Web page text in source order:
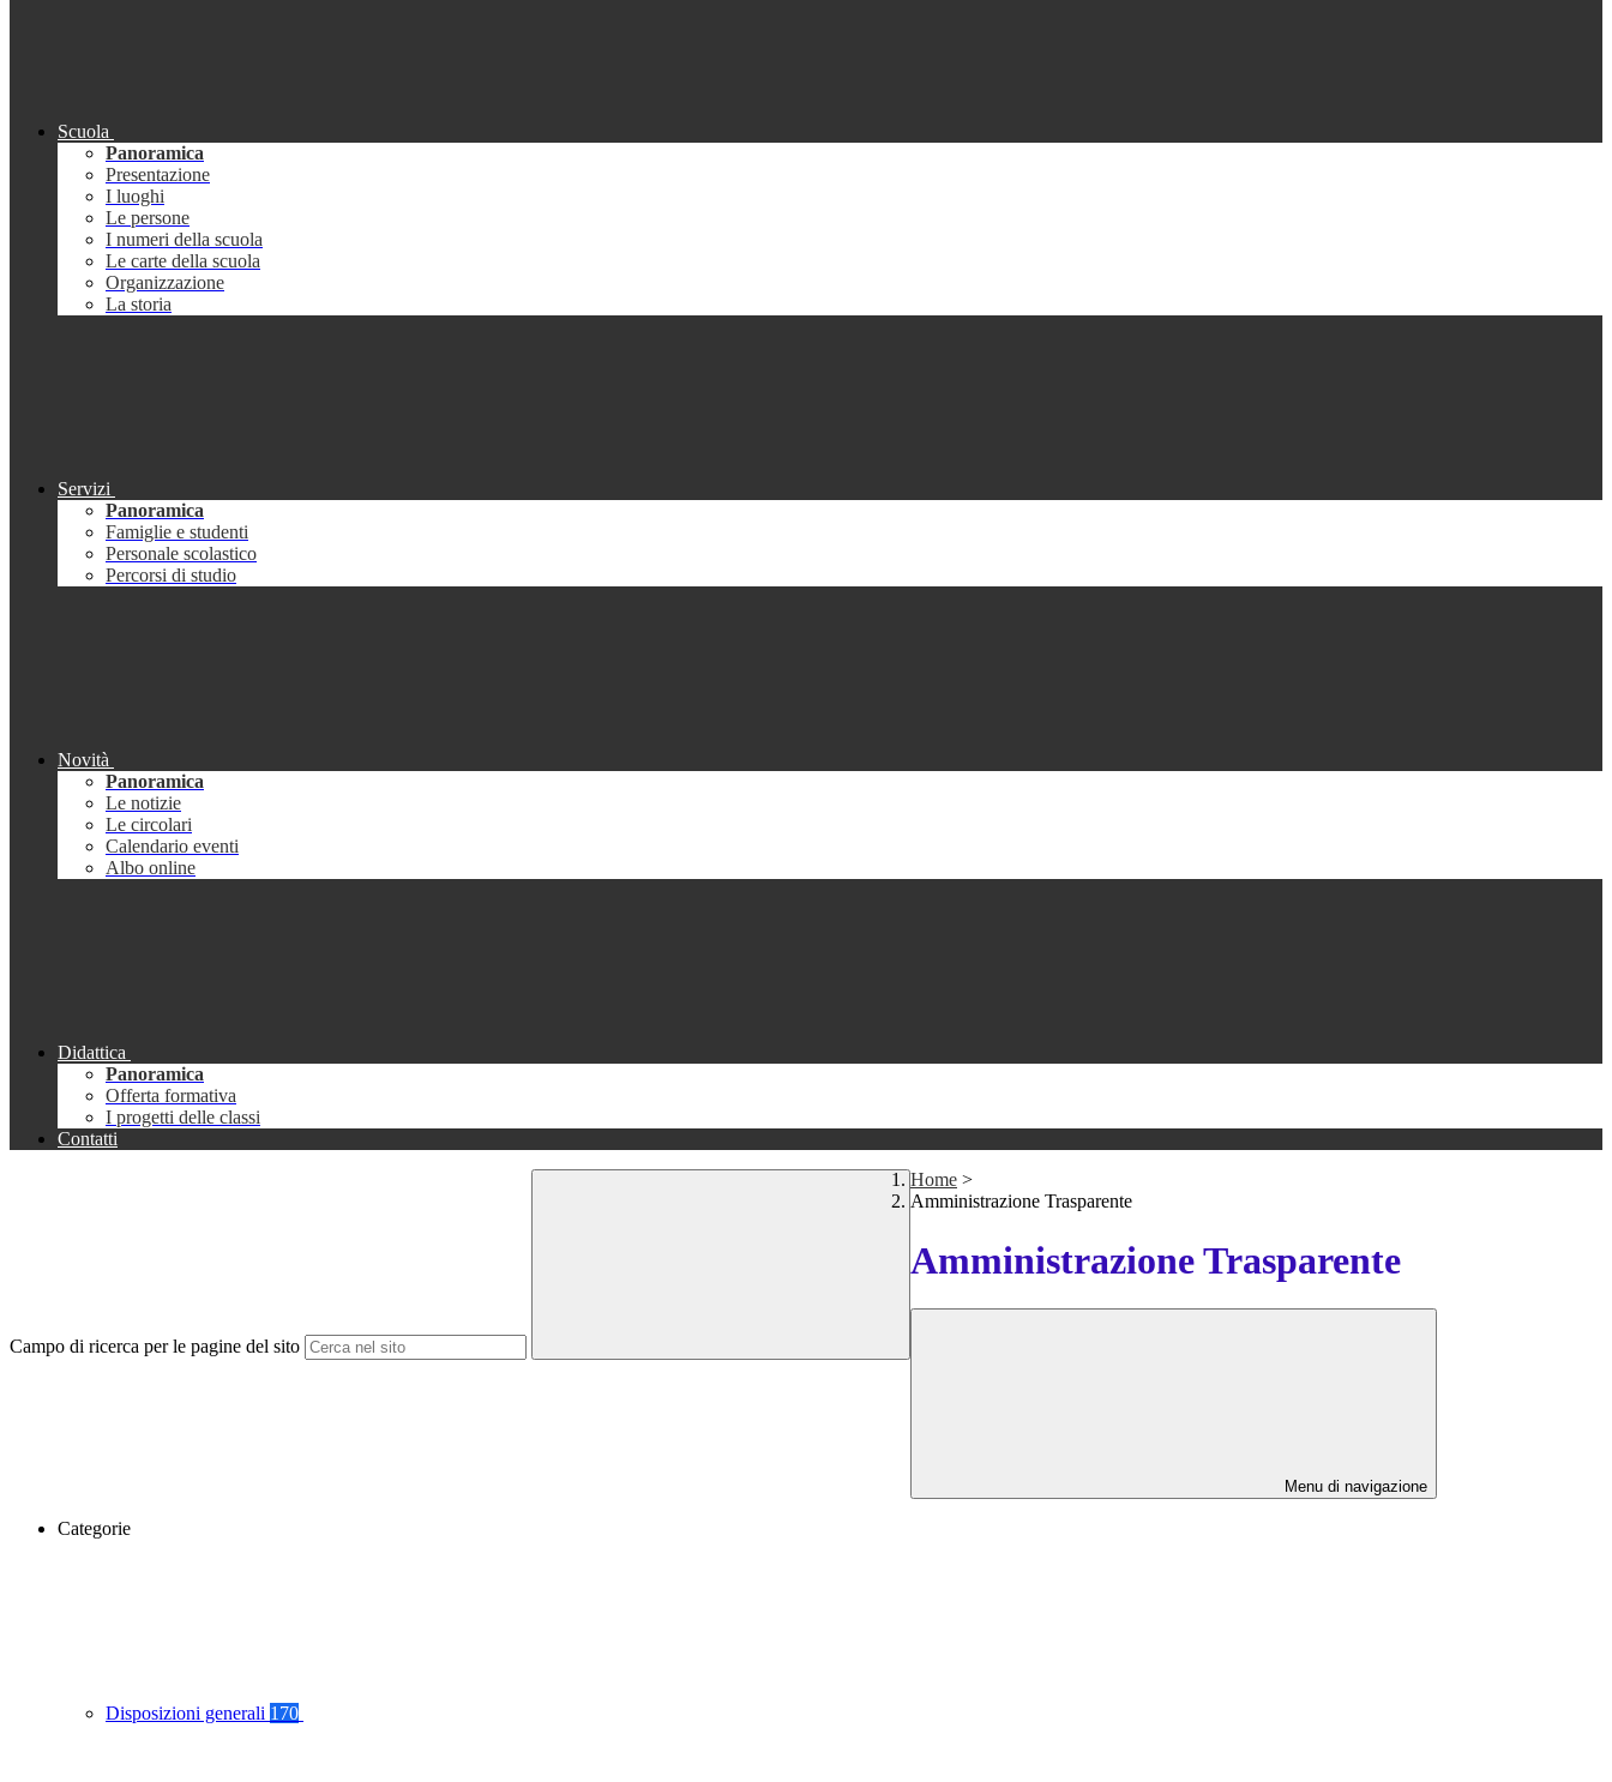
Scuola
Panoramica
Presentazione
I luoghi
Le persone
I numeri della scuola
Le carte della scuola
Organizzazione
La storia
Servizi
Panoramica
Famiglie e studenti
Personale scolastico
Percorsi di studio
Novità
Panoramica
Le notizie
Le circolari
Calendario eventi
Albo online
Didattica
Panoramica
Offerta formativa
I progetti delle classi
Contatti
Campo di ricerca per le pagine del sito
Home >
Amministrazione Trasparente
Amministrazione Trasparente
Menu di navigazione
Categorie
Disposizioni generali 170